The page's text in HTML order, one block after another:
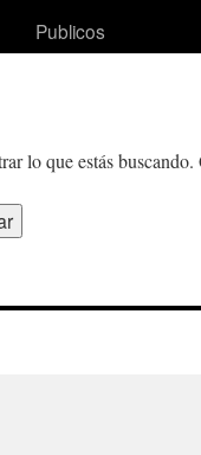
Publicos
lo que estás